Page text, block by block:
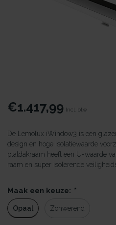
€1.417,99 Incl. btw
De Lemolux iWindow3 is een
design en hoge isolatiewaarde
platdakraam heeft een U-waarde
raam en super isolerende
Maak een keuze: *
Opaal Zonwerend